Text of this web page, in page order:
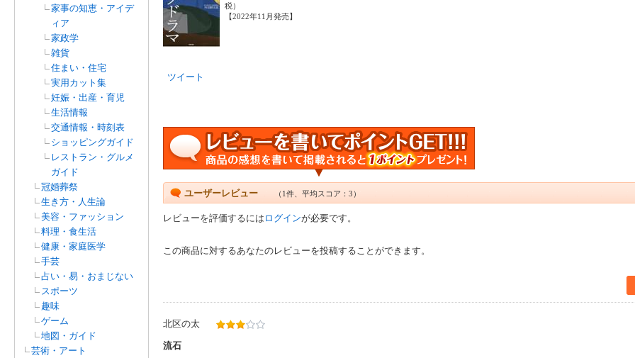
家事の知恵・アイデ
ィア
家政学
雑貨
住まい・住宅
実用カット集
妊娠・出産・育児
生活情報
交通情報・時刻表
ショッピングガイド
レストラン・グルメ
ガイド
冠婚葬祭
生き方・人生論
美容・ファッション
料理・食生活
健康・家庭医学
手芸
占い・易・おまじない
スポーツ
趣味
ゲーム
地図・ガイド
芸術・アート
税）
【2022年11月発売】
ツイート
ユーザーレビュー （1件、平均スコア：3）
レビューを評価するには ログインが必要です。
この商品に対するあなたのレビューを投稿することができます。
北区の太
流石